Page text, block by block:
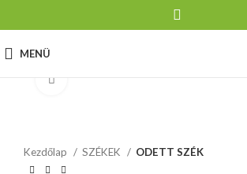
MENÜ
Kezdőlap SZÉKEK ODETT SZÉK